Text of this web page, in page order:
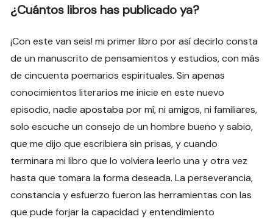
¿Cuántos libros has publicado ya?
¡Con este van seis! mi primer libro por así decirlo consta
de un manuscrito de pensamientos y estudios, con más
de cincuenta poemarios espirituales. Sin apenas
conocimientos literarios me inicie en este nuevo
episodio, nadie apostaba por mí, ni amigos, ni familiares,
solo escuche un consejo de un hombre bueno y sabio,
que me dijo que escribiera sin prisas, y cuando
terminara mi libro que lo volviera leerlo una y otra vez
hasta que tomara la forma deseada. La perseverancia,
constancia y esfuerzo fueron las herramientas con las
que pude forjar la capacidad y entendimiento